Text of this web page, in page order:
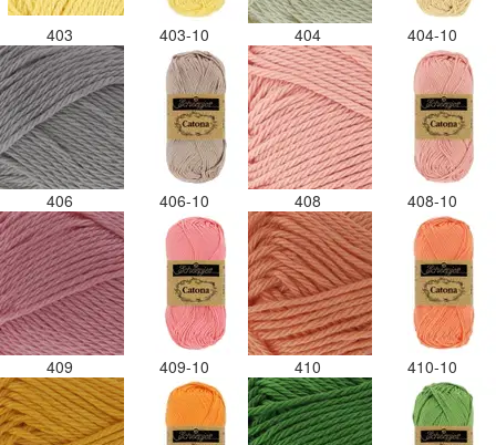
403 403-10 404 404-10
406 406-10 408 408-10
409 409-10 410 410-10